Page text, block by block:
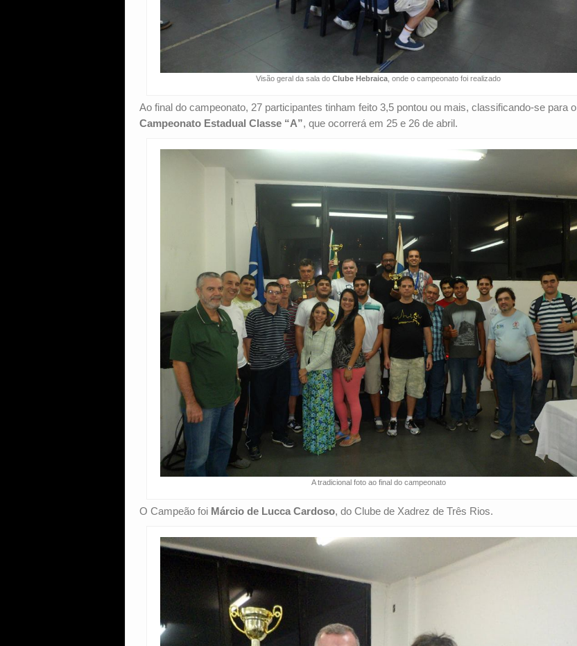
Visão geral da sala doClube Hebraica , onde o campeonato foi realizado
Ao final do campeonato, 27 participantes tinham feito 3,5 pontou ou mais, classificando-se para o
Campeonato Estadual Classe “A”, que ocorrerá em 25 e 26 de abril.
A tradicional foto ao final do campeonato
O Campeão foi Márcio de Lucca Cardoso, do Clube de Xadrez de Três Rios.